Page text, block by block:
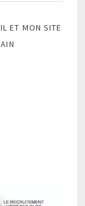
ET MON SITE